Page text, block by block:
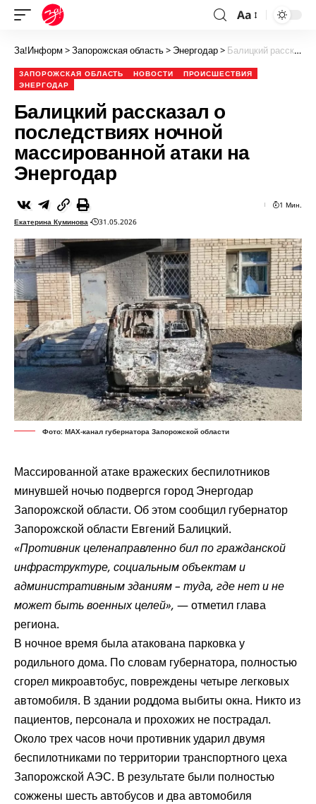
Aa
За!Информ >Запорожская область> Энергодар> Балицкий рассказал о последствиях ночной массированной атаки на Энергодар
ЗАПОРОЖСКАЯ ОБЛАСТЬ НОВОСТИ
ПРОИСШЕСТВИЯ
ЭНЕРГОДАР
Балицкий рассказал о
последствиях ночной
массированной атаки на
Энергодар
Екатерина Куминова 31.05.2026
1 Мин.
Фото: МАХ-канал губернатора Запорожской области
Массированной атаке вражеских беспилотников
минувшей ночью подвергся город Энергодар
Запорожской области. Об этом сообщил губернатор
Запорожской области Евгений Балицкий.
«Противник целенаправленно бил по гражданской
инфраструктуре, социальным объектам и
административным зданиям – туда, где нет и не
может быть военных целей», — отметил глава
региона.
В ночное время была атакована парковка у
родильного дома. По словам губернатора, полностью
сгорел микроавтобус, повреждены четыре легковых
автомобиля. В здании роддома выбиты окна. Никто из
пациентов, персонала и прохожих не пострадал.
Около трех часов ночи противник ударил двумя
беспилотниками по территории транспортного цеха
Запорожской АЭС. В результате были полностью
сожжены шесть автобусов и два автомобиля